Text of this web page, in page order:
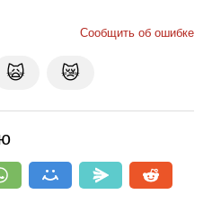
Сообщить об ошибке
🙀 😿